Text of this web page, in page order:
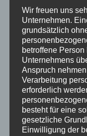
HOLIDAY CHECK
SONNENHEIM
vonSonnenheim|
Holiday Check
Wir freuen uns
Unternehmen.
grundsätzlich
betroffene
Unternehmens
Anspruch
Verarbeitung
erforderlich
besteht für eine
gesetzliche
Einwilligung der